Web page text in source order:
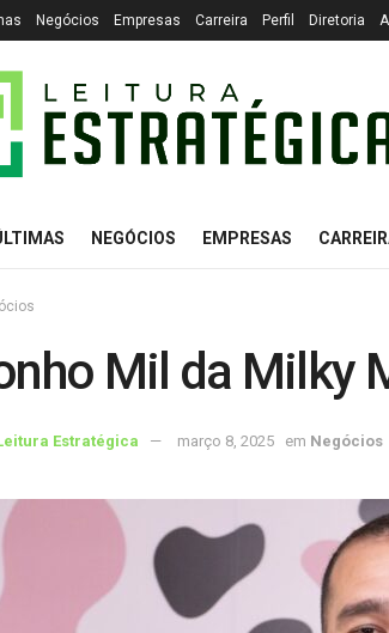
Negócios Empresas Carreira Perfil Diretoria
NEGÓCIOS EMPRESAS
Mil da Milky
Estratégica março 8, 2025 em Negócios